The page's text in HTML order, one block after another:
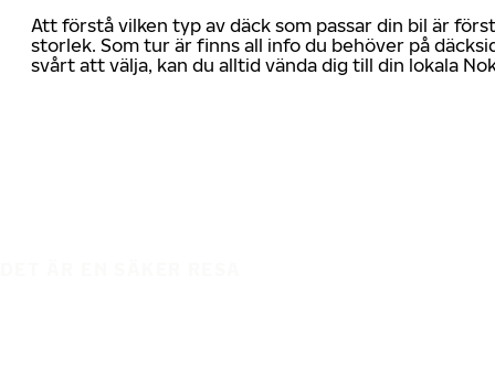
Att förstå vilken typ av däck som passar din bil är
storlek. Som tur är finns all info du behöver på
svårt att välja, kan du alltid vända dig till din lokala